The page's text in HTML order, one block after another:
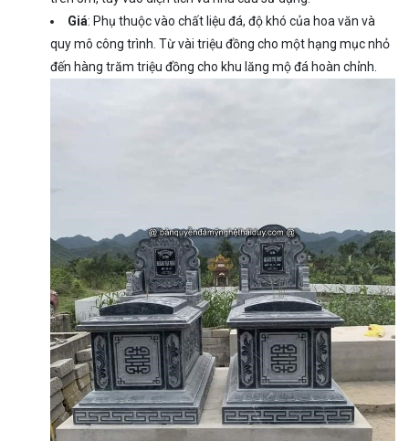
Giá: Phụ thuộc vào chất liệu đá, độ khó của hoa văn và
quy mô công trình. Từ vài triệu đồng cho một hạng mục nhỏ
đến hàng trăm triệu đồng cho khu lăng mộ đá hoàn chỉnh.